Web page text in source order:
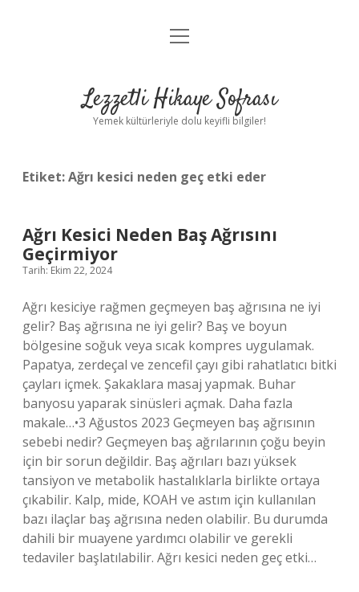
Anasayfa
Yasal Uyarı
menüyü
Lezzetli Hikaye Sofrası
Yemek kültürleriyle dolu keyifli bilgiler!
Etiket:Ağrı kesici neden geç etki eder
Ağrı Kesici Neden Baş Ağrısını
Geçirmiyor
Tarih: Ekim 22, 2024
Ağrı kesiciye rağmen geçmeyen baş ağrısına ne iyi
gelir? Baş ağrısına ne iyi gelir? Baş ve boyun
bölgesine soğuk veya sıcak kompres uygulamak.
Papatya, zerdeçal ve zencefil çayı gibi rahatlatıcı bitki
çayları içmek. Şakaklara masaj yapmak. Buhar
banyosu yaparak sinüsleri açmak. Daha fazla
makale…•3 Ağustos 2023 Geçmeyen baş ağrısının
sebebi nedir? Geçmeyen baş ağrılarının çoğu beyin
için bir sorun değildir. Baş ağrıları bazı yüksek
tansiyon ve metabolik hastalıklarla birlikte ortaya
çıkabilir. Kalp, mide, KOAH ve astım için kullanılan
bazı ilaçlar baş ağrısına neden olabilir. Bu durumda
dahili bir muayene yardımcı olabilir ve gerekli
tedaviler başlatılabilir. Ağrı kesici neden geç etki…